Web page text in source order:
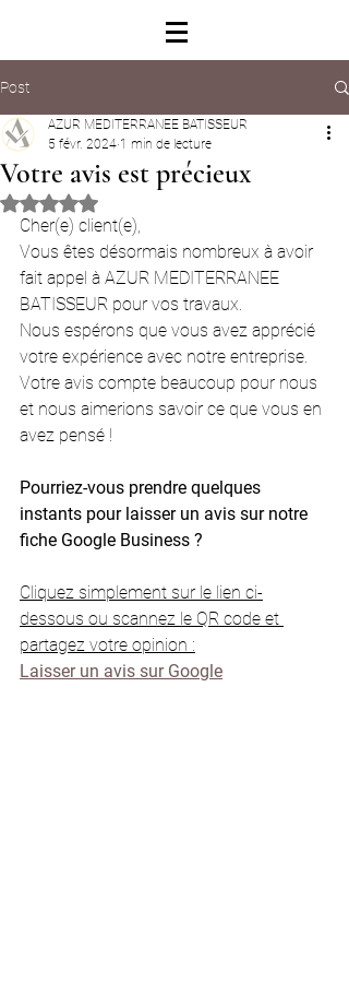
Post
Votre avis est précieux
AZUR MEDITERRANEE BATISSEUR
5 févr. 2024 1 min de lecture
Noté NaN étoiles sur 5.
Cher(e) client(e),
Vous êtes désormais nombreux à avoir
fait appel à AZUR MEDITERRANEE
BATISSEUR pour vos travaux.
Nous espérons que vous avez apprécié
votre expérience avec notre entreprise.
Votre avis compte beaucoup pour nous
et nous aimerions savoir ce que vous en
avez pensé !
Pourriez-vous prendre quelques
instants pour laisser un avis sur notre
fiche Google Business ?
Cliquez simplement sur le lien ci-
dessous ou scannez le QR code et
partagez votre opinion :
Laisser un avis sur Google